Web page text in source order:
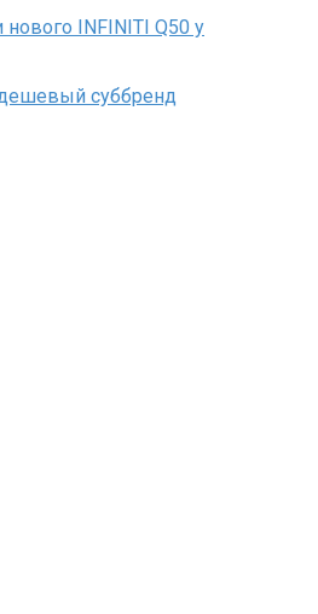
INFINITI Q50 у
суббренд